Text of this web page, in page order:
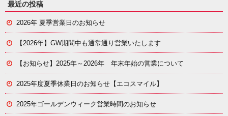
最近の投稿
2026年 夏季営業日のお知らせ
【2026年】GW期間中も通常通り営業いたします
【お知らせ】 2025年～2026年 年末年始の営業について
2025年度夏季休業日のお知らせ【エコスマイル】
2025年ゴールデンウィーク営業時間のお知らせ